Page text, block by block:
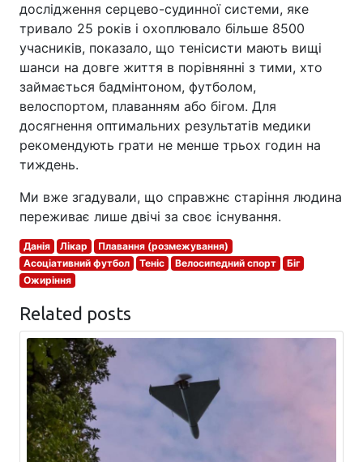
дослідження серцево-судинної системи, яке
тривало 25 років і охоплювало більше 8500
учасників, показало, що тенісисти мають вищі
шанси на довге життя в порівнянні з тими, хто
займається бадмінтоном, футболом,
велоспортом, плаванням або бігом. Для
досягнення оптимальних результатів медики
рекомендують грати не менше трьох годин на
тиждень.
Ми вже згадували, що справжнє старіння людина
переживає лише двічі за своє існування.
Данія Лікар
Плавання (розмежування)
Асоціативний футбол
Теніс Велосипедний спорт
Біг
Ожиріння
Related posts